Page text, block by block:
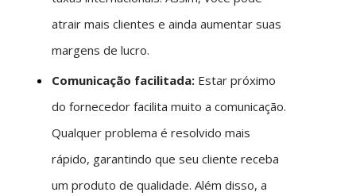
atrair mais clientes e ainda aumentar suas
margens de lucro.
Comunicação facilitada: Estar próximo
do fornecedor facilita muito a comunicação.
Qualquer problema é resolvido mais
rápido, garantindo que seu cliente receba
um produto de qualidade. Além disso, a